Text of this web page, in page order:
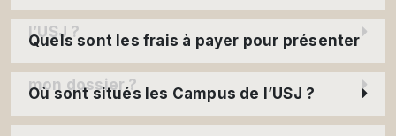
l’USJ ?
Quels sont les frais à payer pour présenter
mon dossier ?
Où sont situés les Campus de l’USJ ?